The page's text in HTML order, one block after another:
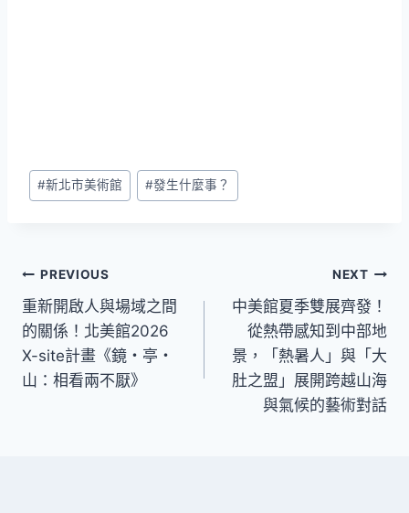
Post
Tags:
#新北市美術館 #發生什麼事？
文
章
導
覽
PREVIOUS
重新開啟人與場域之間
的關係！北美館2026
X-site計畫《鏡・亭・
山：相看兩不厭》
NEXT
中美館夏季雙展齊發！
從熱帶感知到中部地
景，「熱暑人」與「大
肚之盟」展開跨越山海
與氣候的藝術對話